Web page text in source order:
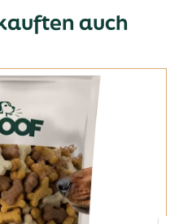
auch